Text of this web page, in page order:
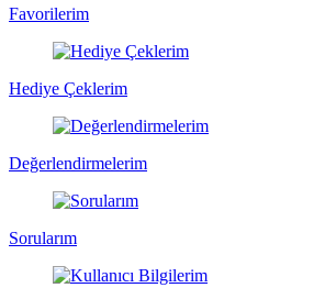
Favorilerim
Hediye Çeklerim
Değerlendirmelerim
Sorularım